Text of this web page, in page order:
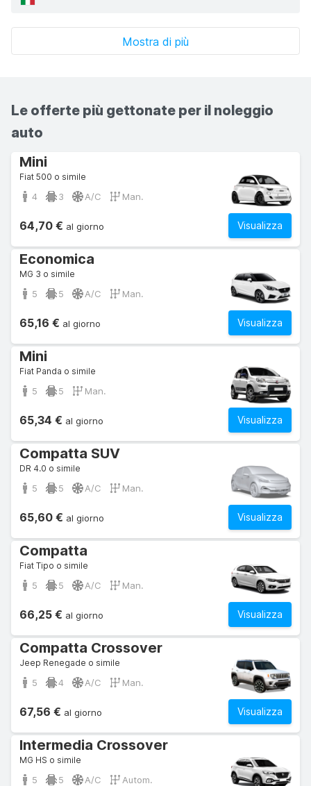
Mostra di più
Le offerte più gettonate per il noleggio
auto
Mini
Fiat 500 o simile
4 3 A/C Man.
Visualizza
64,70 € al giorno
Economica
MG 3 o simile
5 5 A/C Man.
Visualizza
65,16 € al giorno
Mini
Fiat Panda o simile
5 5 Man.
Visualizza
65,34 € al giorno
Compatta SUV
DR 4.0 o simile
5 5 A/C Man.
Visualizza
65,60 € al giorno
Compatta
Fiat Tipo o simile
5 5 A/C Man.
Visualizza
66,25 € al giorno
Compatta Crossover
Jeep Renegade o simile
5 4 A/C Man.
Visualizza
67,56 € al giorno
Intermedia Crossover
MG HS o simile
5 5 A/C Autom.